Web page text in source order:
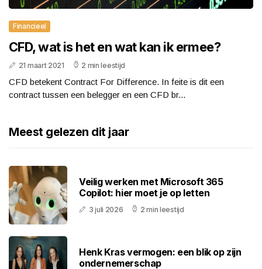
Financieel
CFD, wat is het en wat kan ik ermee?
21 maart 2021 2 min leestijd
CFD betekent Contract For Difference. In feite is dit een
contract tussen een belegger en een CFD br...
Meest gelezen dit jaar
Veilig werken met Microsoft 365
Copilot: hier moet je op letten
3 juli 2026 2 min leestijd
Henk Kras vermogen: een blik op zijn
ondernemerschap